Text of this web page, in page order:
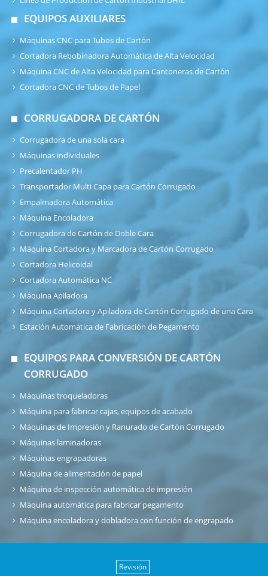
EQUIPOS AUXILIARES
Máquinas CNC para Tubos de Cartón
Cortadora Rebobinadora Automática de Alta Velocidad
Máquina CNC de Alta Velocidad para Cantoneras de Cartón
Cortadora CNC de Tubos de Papel
CORRUGADORA DE CARTÓN
Corrugadora de una sola cara
Máquinas individuales
Precalentador PH
Transportador Multi Capa para Cartón Corrugado
Empalmadora Automática
Máquina Encoladora
Corrugadora de Cartón de Doble Cara
Máquina Cortadora y Marcadora de Cartón Corrugado
Cortadora Helicoidal
Cortadora Automática NC
Máquina Apiladora
Máquina Cortadora y Apiladora de Cartón Corrugado de una Cara
Estación Automática de Fabricación de Pegamento
EQUIPOS PARA CONVERSIÓN DE CARTÓN
CORRUGADO
Máquinas troqueladoras
Máquina para fabricar cajas, equipos de acabado
Máquinas de Impresión y Ranurado de Cartón Corrugado
Máquinas laminadoras
Máquinas engrapadoras
Máquina de alimentación de papel
Máquina de inspección automática de impresión
Máquina automática para fabricar pegamento
Máquina encoladora y dobladora con función de engrapado
Revisión